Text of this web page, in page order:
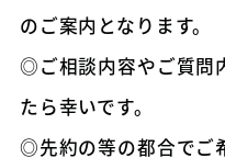
のご案内となります。
◎ご相談内容やご質問
たら幸いです。
◎先約の等の都合でご